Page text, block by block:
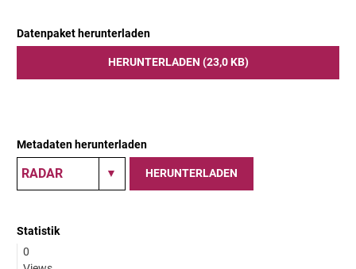
Datenpaket herunterladen
HERUNTERLADEN (23,0 KB)
Metadaten herunterladen
HERUNTERLADEN
Statistik
0